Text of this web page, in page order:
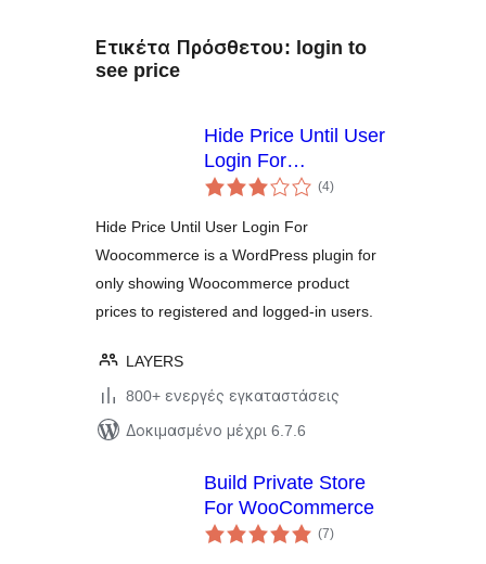
Ετικέτα Πρόσθετου: login to
see price
Hide Price Until User
Login For
Woocommerce
(4αξιολογήσεις
σύνολο
)
Hide Price Until User Login For
Woocommerce is a WordPress plugin for
only showing Woocommerce product
prices to registered and logged-in users.
LAYERS
800+ ενεργές εγκαταστάσεις
Δοκιμασμένο μέχρι 6.7.6
Build Private Store
For WooCommerce
(7αξιολογήσεις
σύνολο
)